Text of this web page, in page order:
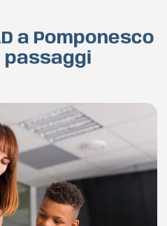
a Pomponesco
passaggi